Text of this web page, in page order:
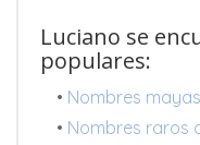
Luciano se
populares:
• Nombres
• Nombres raros